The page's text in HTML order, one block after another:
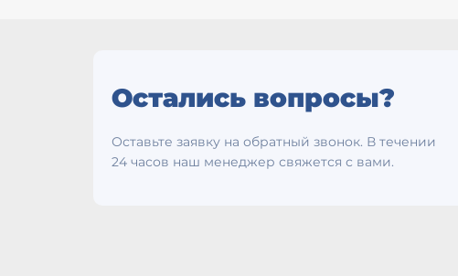
Остались вопросы?
Оставьте заявку на обратный звонок. В течении
24 часов наш менеджер свяжется с вами.